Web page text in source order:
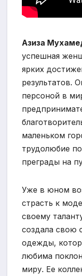
Азиза
успешная
ярких
результатов.
персоной в
маленьком
трудолюбие
преграды на
Уже в юном
страсть к
своему
создала свою
одежды,
любима
миру. Ее